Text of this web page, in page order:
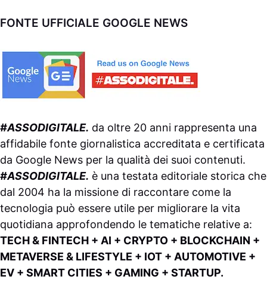
FONTE UFFICIALE GOOGLE NEWS
#ASSODIGITALE. da oltre 20 anni rappresenta una
affidabile fonte giornalistica accreditata e certificata
da Google News per la qualità dei suoi contenuti.
#ASSODIGITALE. è una testata editoriale storica che
dal 2004 ha la missione di raccontare come la
tecnologia può essere utile per migliorare la vita
quotidiana approfondendo le tematiche relative a:
TECH & FINTECH + AI + CRYPTO + BLOCKCHAIN +
METAVERSE & LIFESTYLE + IOT + AUTOMOTIVE +
EV + SMART CITIES + GAMING + STARTUP.